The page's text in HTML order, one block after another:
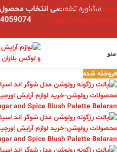
Skip to navigation
Skip to main content
مشاوره تخصصی انتخاب محصول
منو
فروخته شده